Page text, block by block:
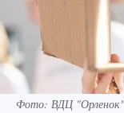
Фото: ВДЦ "Орленок"